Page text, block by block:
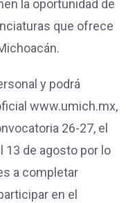
la oportunidad de
que ofrece
y podrá
www.umich.mx,
26-27, el
13 de agosto por lo
a completar
en el